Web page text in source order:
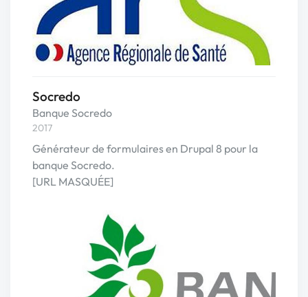
Socredo
Banque Socredo
2017
Générateur de formulaires en Drupal 8 pour la
banque Socredo.
[URL MASQUÉE]